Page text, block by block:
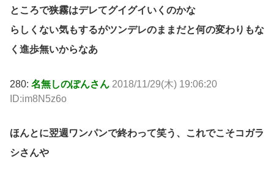
ところで狭霧はデレてグイグイいくのかな
らしくない気もするがツンデレのままだと何の変わりもな
く進歩無いからなあ
280: 名無しのぽんさん 2018/11/29(木) 19:06:20
ID:im8N5z6o
ほんとに翌週ワンパンで終わって笑う、これでこそコガラ
シさんや